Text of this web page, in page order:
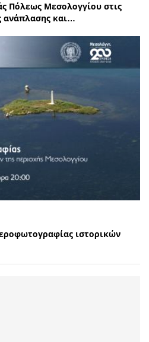
Πόλεως Μεσολογγίου στις
ανάπλασης και…
ιστορικών